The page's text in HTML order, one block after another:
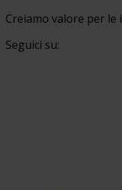
Creiamo valore per
Seguici su: